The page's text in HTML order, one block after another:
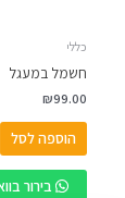
כללי
חשמל במעגל
₪99.00
הוספה לסל
בירור